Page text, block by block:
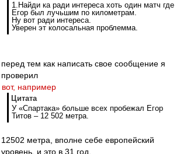
1.Найди ка ради интереса хоть один матч где
Егор был лучьшим по километрам.
Ну вот ради интереса.
Уверен эт колосальная проблемма.
перед тем как написать свое сообщение я
проверил
вот, например
Цитата
У «Спартака» больше всех пробежал Егор
Титов – 12 502 метра.
12502 метра, вполне себе европейский
уровень. и это в 31 год.